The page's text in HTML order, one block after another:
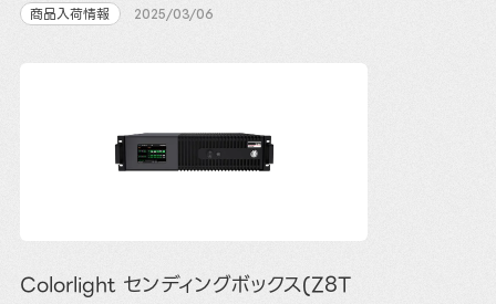
商品入荷情報 2025/03/06
Colorlight センディングボックス(Z8T